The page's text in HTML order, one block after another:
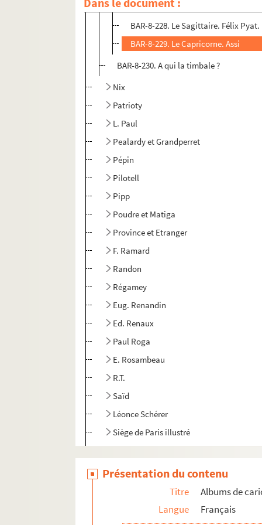
BAR-8-227. Le Scorpion. Club de
BAR-8-228. Le Sagittaire. Félix
BAR-8-229. Le Capricorne. Assi
BAR-8-230. A qui la timbale ?
Nix
Patrioty
L. Paul
Pealardy et Grandperret
Pépin
Pilotell
Pipp
Poudre et Matiga
Province et Etranger
F. Ramard
Randon
Régamey
Eug. Renandin
Ed. Renaux
Paul Roga
E. Rosambeau
R.T.
Saïd
Léonce Schérer
Siège de Paris illustré
Stick
Présentation du contenu
Titre
Albums de
Langue
Français